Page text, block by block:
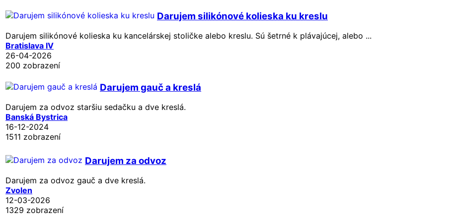
Darujem silikónové kolieska ku kreslu
Darujem silikónové kolieska ku kancelárskej stoličke alebo kreslu. Sú šetrné k plávajúcej, alebo ...
Bratislava IV
26-04-2026
200 zobrazení
Darujem gauč a kreslá
Darujem za odvoz staršiu sedačku a dve kreslá.
Banská Bystrica
16-12-2024
1511 zobrazení
Darujem za odvoz
Darujem za odvoz gauč a dve kreslá.
Zvolen
12-03-2026
1329 zobrazení